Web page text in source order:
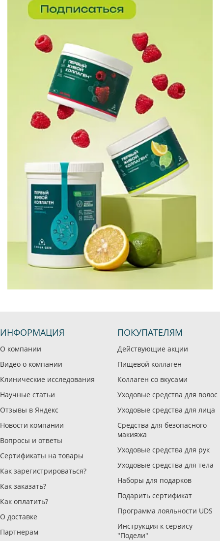
ИНФОРМАЦИЯ
О компании
Видео о компании
Клинические исследования
Научные статьи
Отзывы в Яндекс
Новости компании
Вопросы и ответы
Сертификаты на товары
Как зарегистрироваться?
Как заказать?
Как оплатить?
О доставке
Партнерам
ПОКУПАТЕЛЯМ
Действующие акции
Пищевой коллаген
Коллаген со вкусами
Уходовые средства для волос
Уходовые средства для лица
Средства для безопасного
макияжа
Уходовые средства для рук
Уходовые средства для тела
Наборы для подарков
Подарить сертификат
Программа лояльности UDS
Инструкция к сервису
"Подели"